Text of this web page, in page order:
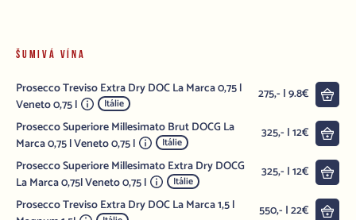
ŠUMIVÁ VÍNA
Prosecco Treviso Extra Dry DOC La Marca 0,75 l
Veneto 0,75 l
Itálie
275,- | 9.8€
Prosecco Superiore Millesimato Brut DOCG La
Marca 0,75 l Veneto 0,75 l
Itálie
325,- | 12€
Prosecco Superiore Millesimato Extra Dry DOCG
La Marca 0,75l Veneto 0,75 l
Itálie
325,- | 12€
Prosecco Treviso Extra Dry DOC La Marca 1,5 l
550,- | 22€